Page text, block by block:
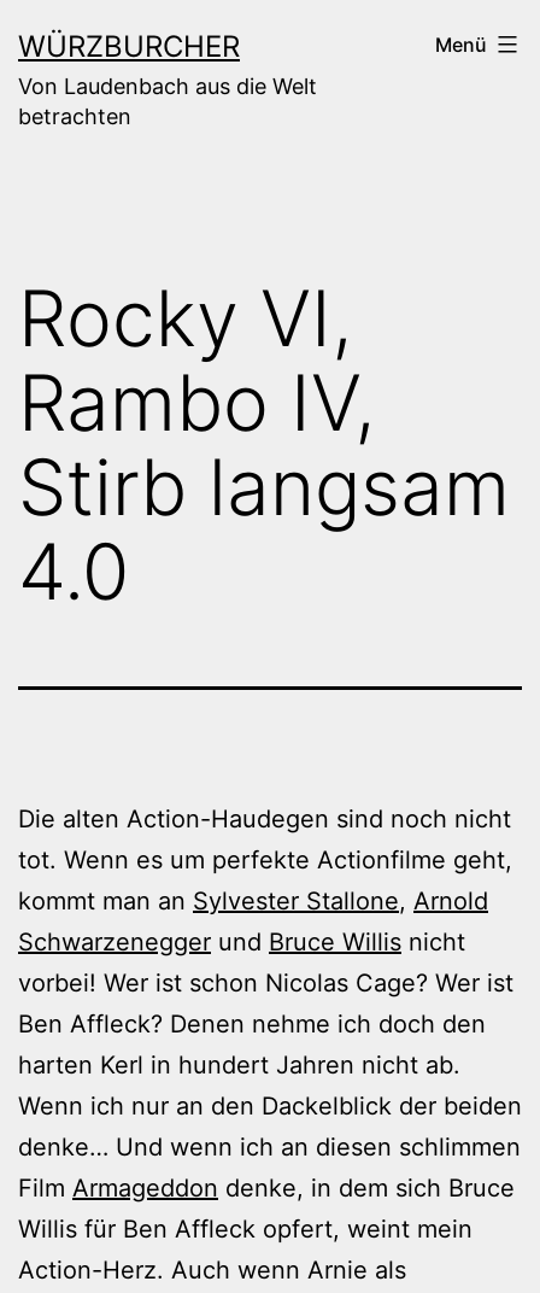
Inhalt
springen
WÜRZBURCHER
Von Laudenbach aus die Welt
betrachten
Menü
Rocky VI,
Rambo IV,
Stirb langsam
4.0
Die alten Action-Haudegen sind noch nicht
tot. Wenn es um perfekte Actionfilme geht,
kommt man an Sylvester Stallone, Arnold
Schwarzenegger und Bruce Willis nicht
vorbei! Wer ist schon Nicolas Cage? Wer ist
Ben Affleck? Denen nehme ich doch den
harten Kerl in hundert Jahren nicht ab.
Wenn ich nur an den Dackelblick der beiden
denke… Und wenn ich an diesen schlimmen
Film Armageddon denke, in dem sich Bruce
Willis für Ben Affleck opfert, weint mein
Action-Herz. Auch wenn Arnie als